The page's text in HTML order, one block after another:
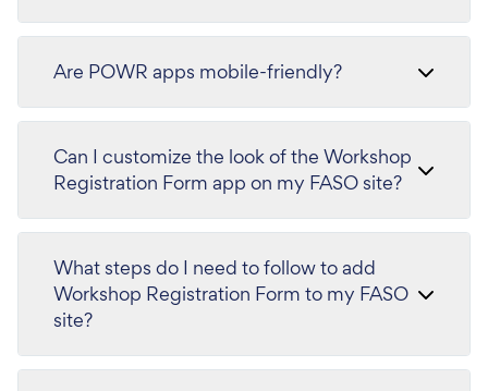
Are POWR apps mobile-friendly?
Can I customize the look of the Workshop
Registration Form app on my FASO site?
What steps do I need to follow to add
Workshop Registration Form to my FASO
site?